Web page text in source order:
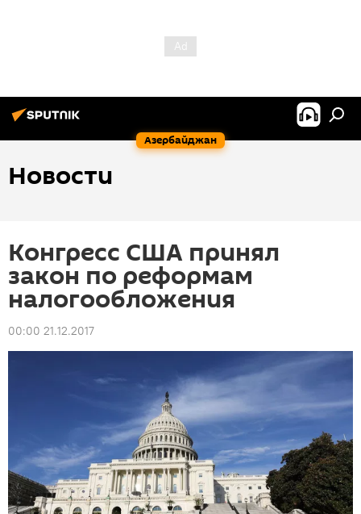
Азербайджан
Новости
Конгресс США принял
закон по реформам
налогообложения
00:00 21.12.2017